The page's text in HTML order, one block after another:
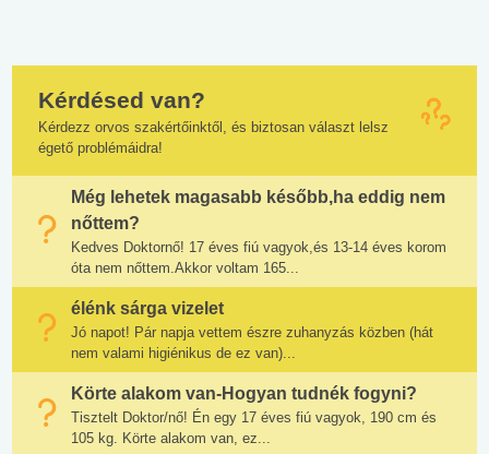
Kérdésed van?
Kérdezz orvos szakértőinktől, és biztosan választ lelsz
égető problémáidra!
Még lehetek magasabb később,ha eddig nem
nőttem?
Kedves Doktornő! 17 éves fiú vagyok,és 13-14 éves korom
óta nem nőttem.Akkor voltam 165...
élénk sárga vizelet
Jó napot! Pár napja vettem észre zuhanyzás közben (hát
nem valami higiénikus de ez van)...
Körte alakom van-Hogyan tudnék fogyni?
Tisztelt Doktor/nő! Én egy 17 éves fiú vagyok, 190 cm és
105 kg. Körte alakom van, ez...